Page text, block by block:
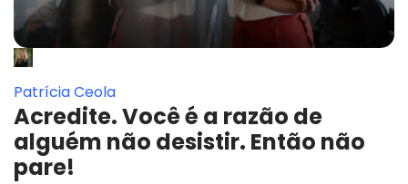
Patrícia Ceola
Acredite. Você é a razão de
alguém não desistir. Então não
pare!